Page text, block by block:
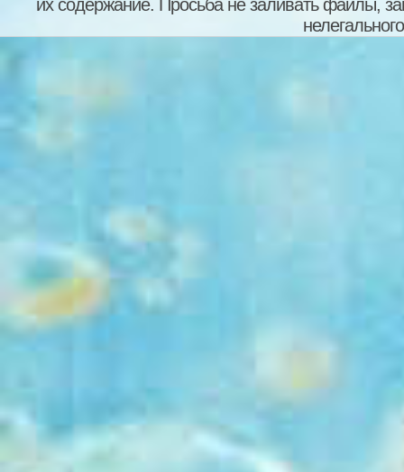
их содержание. Просьба не заливать файлы,